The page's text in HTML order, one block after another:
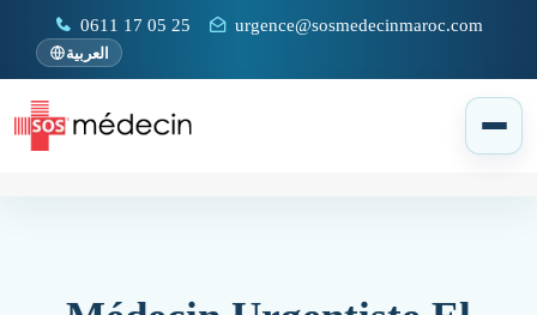
0611 17 05 25 urgence@sosmedecinmaroc.com
العربية